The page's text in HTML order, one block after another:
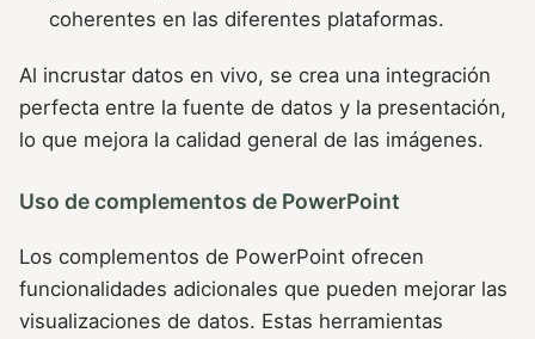
coherentes en las diferentes plataformas.
Al incrustar datos en vivo, se crea una integración
perfecta entre la fuente de datos y la presentación,
lo que mejora la calidad general de las imágenes.
Uso de complementos de PowerPoint
Los complementos de PowerPoint ofrecen
funcionalidades adicionales que pueden mejorar las
visualizaciones de datos. Estas herramientas